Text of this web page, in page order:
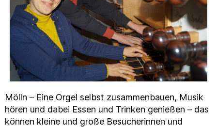
Mölln – Eine Orgel selbst zusammenbauen, Musik
hören und dabei Essen und Trinken genießen – das
können kleine und große Besucherinnen und